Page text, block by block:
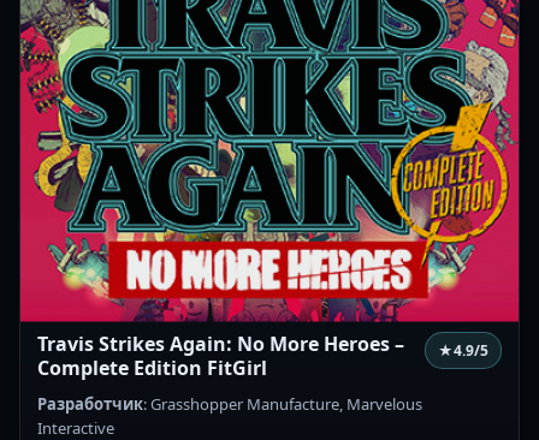
Travis Strikes Again: No More Heroes –
Complete Edition FitGirl
★4.9/5
Разработчик: Grasshopper Manufacture, Marvelous
Interactive